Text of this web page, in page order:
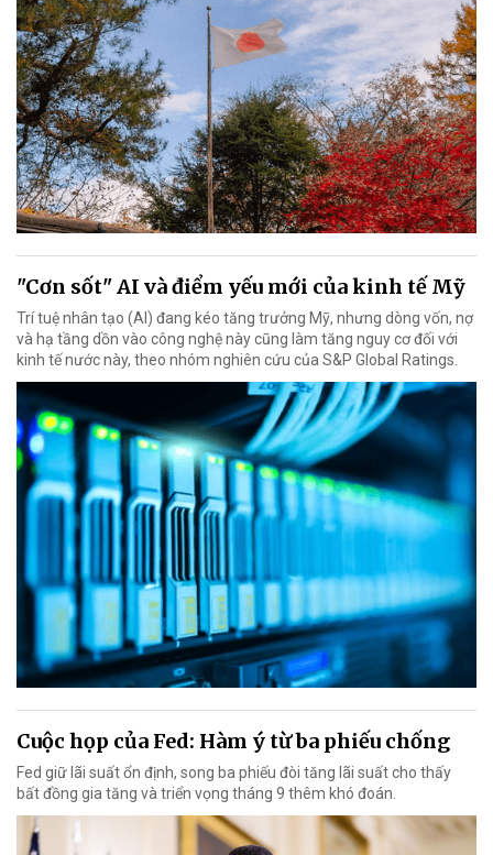
"Cơn sốt" AI và điểm yếu mới của kinh tế Mỹ
Trí tuệ nhân tạo (AI) đang kéo tăng trưởng Mỹ, nhưng dòng vốn, nợ
và hạ tầng dồn vào công nghệ này cũng làm tăng nguy cơ đối với
kinh tế nước này, theo nhóm nghiên cứu của S&P Global Ratings.
Cuộc họp của Fed: Hàm ý từ ba phiếu chống
Fed giữ lãi suất ổn định, song ba phiếu đòi tăng lãi suất cho thấy
bất đồng gia tăng và triển vọng tháng 9 thêm khó đoán.